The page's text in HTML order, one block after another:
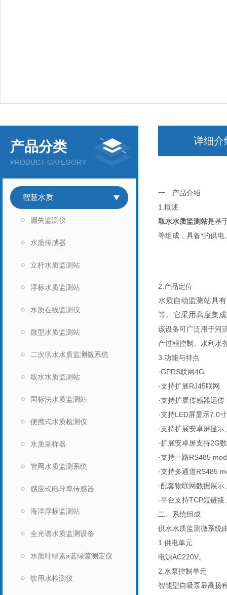
产品分类
PRODUCT CATEGORY
智慧水质
漏失监测仪
水质传感器
立杆水质监测站
浮标水质监测站
水质在线监测仪
微型水质监测站
二次供水水质监测微系统
取水水质监测站
国标法水质监测站
便携式水质检测仪
水质采样器
管网水质监测系统
感应式电导率传感器
海洋浮标监测站
全光谱水质监测设备
水质叶绿素a蓝绿藻测定仪
饮用水检测仪
详细介
一、产品介绍
1.概述
取水水质监测站是基
等组成，具备*的供
2.产品定位
水质自动监测站具
等。它采用高度集
该设备可广泛用于河
产过程控制、水利水
3.功能与特点
·GPRS联网4G
·支持扩展RJ45联网
·支持扩展传感器远传
·支持LED屏显示7.0
·支持扩展安卓屏显示
·扩展安卓屏支持2G
·支持一路RS485
·支持多通道RS485
·配套物联网数据展
·平台支持TCP短链
二、系统组成
供水水质监测微系统
1.供电单元
电源AC220V。
2.水泵控制单元
智能型自吸泵最高扬